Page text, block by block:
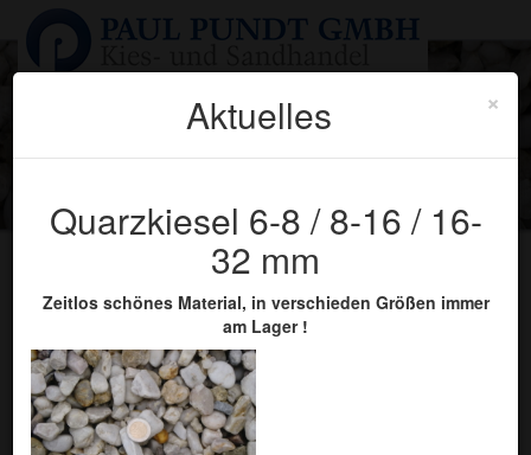
Toggle
Sie sind hier:Startseite» Kontakt
Produkte
Kontakt
Name*
×
Aktuelles
Quarzkiesel 6-8 / 8-16 / 16-
32 mm
Zeitlos schönes Material, in verschieden Größen immer
am Lager !